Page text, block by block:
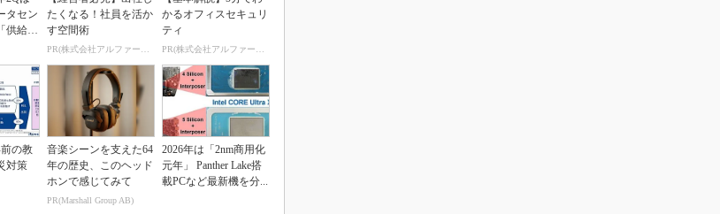
タセン
供給は
たくなる！社員を活か
す空間術
PR(株式会社アルファーテクノ)
かるオフィスセキュリ
ティ
PR(株式会社アルファーテクノ)
の教
対策
音楽シーンを支えた64
年の歴史、このヘッド
ホンで感じてみて
PR(Marshall Group AB)
2026年は「2nm商用化
元年」 Panther Lake搭
載PCなど最新機を分...